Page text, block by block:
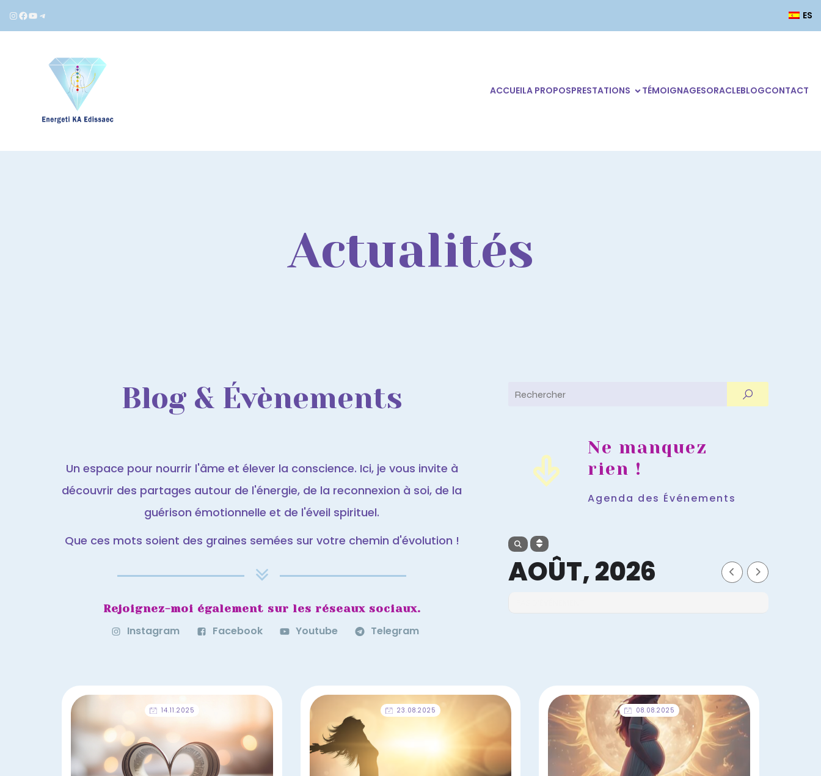
Instagram
Facebook
YouTube
Telegram ES
ACCUEILA PROPOSPRESTATIONS TÉMOIGNAGESORACLEBLOGCONTACT
Actualités
Blog & Évènements
Un espace pour nourrir l'âme et élever la conscience. Ici, je vous invite à
découvrir des partages autour de l'énergie, de la reconnexion à soi, de la
guérison émotionnelle et de l'éveil spirituel.
Que ces mots soient des graines semées sur votre chemin d'évolution !
Rejoignez-moi également sur les réseaux sociaux.
Instagram Facebook Youtube Telegram
Ne manquez
rien !
Agenda des Événements
AOÛT, 2026
14.11.2025 23.08.2025 08.08.2025